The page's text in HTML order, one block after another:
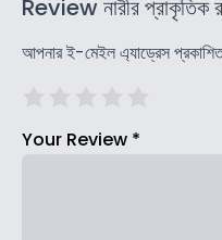
Review নারীর প্রাকৃতিক
আপনার ই-মেইল এ্যাড্রেস প্রকাশিত
Your Review *